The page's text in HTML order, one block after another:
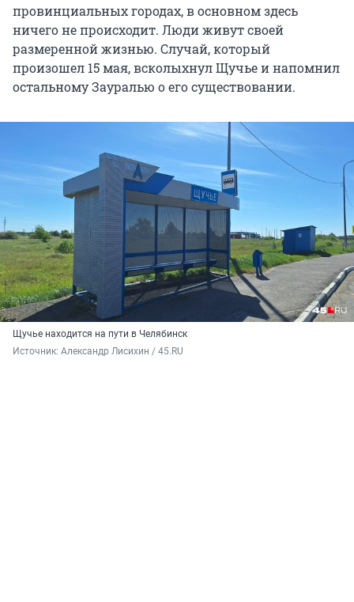
провинциальных городах, в основном здесь
ничего не происходит. Люди живут своей
размеренной жизнью. Случай, который
произошел 15 мая, всколыхнул Щучье и напомнил
остальному Зауралью о его существовании.
Щучье находится на пути в Челябинск
Источник: Александр Лисихин / 45.RU